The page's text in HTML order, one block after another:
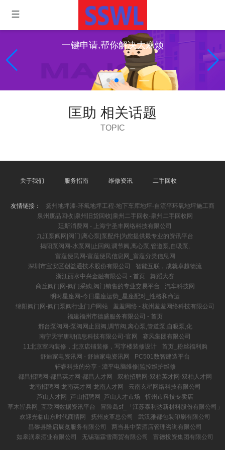
一键申请,帮你解决大麻烦
匡助 相关话题
TOPIC
关于我们 服务指南 维修资讯 二手回收
友情链接：
扬州地坪漆-环氧地坪工程-地下车库地坪-自流平环氧地坪施工商
泉州废品回收|泉州旧货回收|泉州二手回收-泉州二手回收网
廷斯消费网 - 上海宁圣丰网络科技有限公司
九江泵阀网|阀门|离心泵|泵配件|为您提供最专业的资讯平台
揭阳泵阀网-水泵网|止回阀,调节阀,离心泵,管道泵,自吸泵,
富蕴便民网-富蕴便民信息网_富蕴分类信息网
深圳市宝安区创益通技术股份有限公司
智能互联，成就卓越物流
浙江丽水中兴金融有限公司 - 首页
舞蹈大赛
商丘阀门网-阀门采购,阀门销售的专业交易平台
汽车科技网
明时星座网-今日星座运势_星座配对_性格和命运
绵阳阀门网-阀门泵阀行业门户网站
羞羞网络 - 杭州羞羞网络科技有限公司
福建福州市德盛服务有限公司 - 首页
邢台泵阀网-泵阀网止回阀,调节阀,离心泵,管道泵,自吸泵,化
南宁天宇唐朝信息科技有限公司-官网
赛风集团有限公司
11北京室内装修，北京店铺装修，写字楼装修设计
首页_粉丝福利购
舒迪家电资讯网 - 舒迪家电资讯网
PC501数智建造平台
轩睿科技的分享 - 漳平电脑维修|监控维护维修
都昌招聘网-都昌英才网-都昌人才网
双柏招聘网-双柏英才网-双柏人才网
龙南招聘网-龙南英才网-龙南人才网
云南玄星网络科技有限公司
芦山人才网_芦山招聘网_芦山人才市场
忻州市科技专卖店
草木皆兵网_互联网数据资讯平台
冒险岛sf_「江苏泰利达新材料股份有限公司」
欢迎光临山东时代商情网
抚州皮革总公司
武汉雅都包装印刷有限公司
昌黎县隆启展览服务有限公司
两当县中荣酒店管理咨询有限公司
如皋润皋酒业有限公司
无锡瑞霖雪商贸有限公司 富德投资集团有限公司